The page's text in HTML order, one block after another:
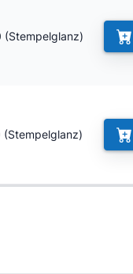
(Stempelglanz)
(Stempelglanz)